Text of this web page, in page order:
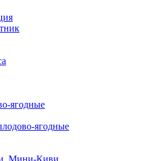
ягодные
ягодные
Мини-Киви